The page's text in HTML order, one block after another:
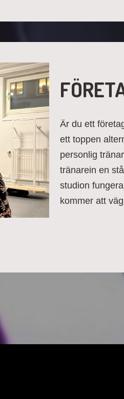
Är du ett
ett toppen
personlig
tränarein en
studion
kommer att